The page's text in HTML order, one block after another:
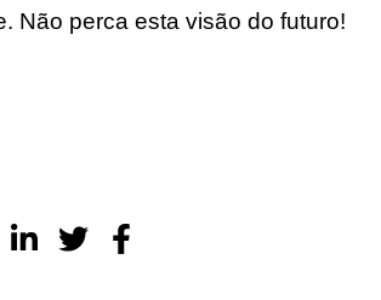
Não perca esta visão do futuro!